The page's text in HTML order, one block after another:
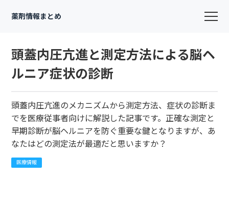
薬剤情報まとめ
頭蓋内圧亢進と測定方法による脳ヘ
ルニア症状の診断
頭蓋内圧亢進のメカニズムから測定方法、症状の診断ま
でを医療従事者向けに解説した記事です。正確な測定と
早期診断が脳ヘルニアを防ぐ重要な鍵となりますが、あ
なたはどの測定法が最適だと思いますか？
医療情報